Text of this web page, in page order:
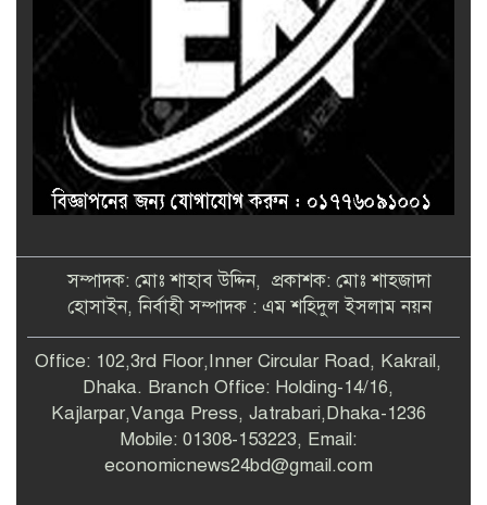
সম্পাদক: মোঃ শাহাব উদ্দিন, প্রকাশক: মোঃ শাহজাদা
হোসাইন, নির্বাহী সম্পাদক : এম শহিদুল ইসলাম নয়ন
Office: 102,3rd Floor,Inner Circular Road, Kakrail,
Dhaka. Branch Office: Holding-14/16,
Kajlarpar,Vanga Press, Jatrabari,Dhaka-1236
Mobile: 01308-153223, Email:
economicnews24bd@gmail.com